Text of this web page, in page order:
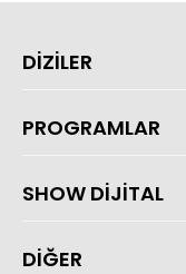
DİZİLER
PROGRAMLAR
SHOW DİJİTAL
DİĞER